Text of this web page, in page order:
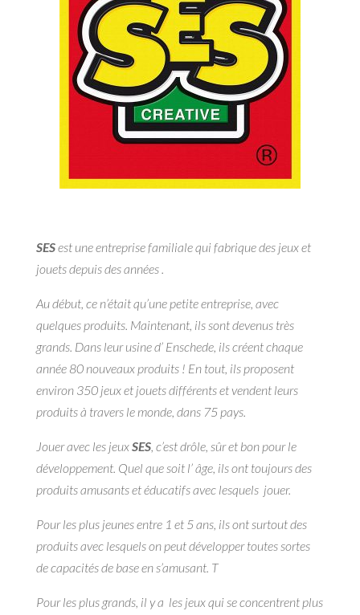
SESest une entreprise familiale qui fabrique des jeux et
jouets depuis des années .
Au début, ce n’était qu’une petite entreprise, avec
quelques produits. Maintenant, ils sont devenus très
grands. Dans leur usine d’ Enschede, ils créent chaque
année 80 nouveaux produits ! En tout, ils proposent
environ 350 jeux et jouets différents et vendent leurs
produits à travers le monde, dans 75 pays.
Jouer avec les jeuxSES, c’est drôle, sûr et bon pour le
développement. Quel que soit l’ âge, ils ont toujours des
produits amusants et éducatifs avec lesquels jouer.
Pour les plus jeunes entre 1 et 5 ans, ils ont surtout des
produits avec lesquels on peut développer toutes sortes
de capacités de base en s’amusant. T
Pour les plus grands, il y a les jeux qui se concentrent plus